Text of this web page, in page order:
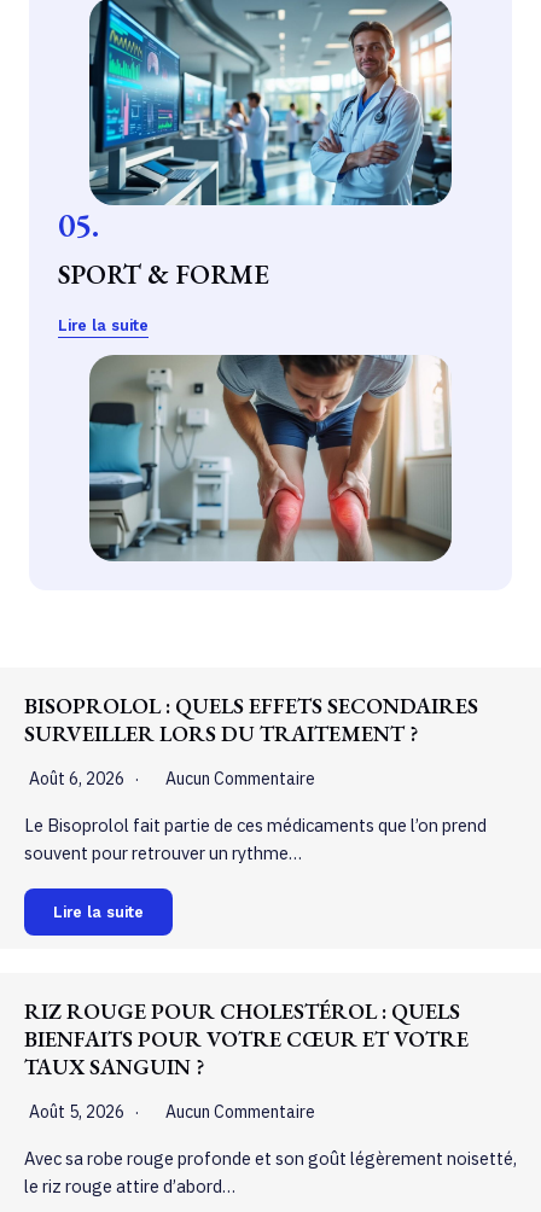
05.
SPORT & FORME
Lire la suite
BISOPROLOL : QUELS EFFETS SECONDAIRES
SURVEILLER LORS DU TRAITEMENT ?
Août 6, 2026 Aucun Commentaire
Le Bisoprolol fait partie de ces médicaments que l’on prend
souvent pour retrouver un rythme…
Lire la suite
RIZ ROUGE POUR CHOLESTÉROL : QUELS
BIENFAITS POUR VOTRE CŒUR ET VOTRE
TAUX SANGUIN ?
Août 5, 2026 Aucun Commentaire
Avec sa robe rouge profonde et son goût légèrement noisetté,
le riz rouge attire d’abord…